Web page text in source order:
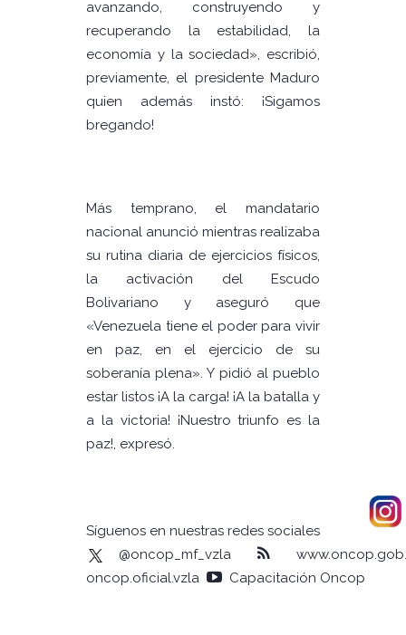
avanzando, construyendo y
recuperando la estabilidad, la
economía y la sociedad», escribió,
previamente, el presidente Maduro
quien además instó: ¡Sigamos
bregando!
Más temprano, el mandatario
nacional anunció mientras realizaba
su rutina diaria de ejercicios físicos,
la activación del Escudo
Bolivariano y aseguró que
«Venezuela tiene el poder para vivir
en paz, en el ejercicio de su
soberanía plena». Y pidió al pueblo
estar listos ¡A la carga! ¡A la batalla y
a la victoria! ¡Nuestro triunfo es la
paz!, expresó.
Síguenos en nuestras redes sociales
@oncop_mf_vzla
oncop.oficial.vzla
Capacitación Oncop